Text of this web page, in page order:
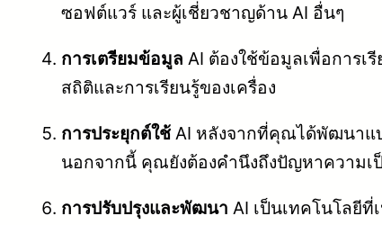
ซอฟต์แวร์ และผู้เชี่ยวชาญด้าน AI อื่นๆ
การเตรียมข้อมูล AI ต้องใช้ข้อมูลเพื่อการ
สถิติและการเรียนรู้ของเครื่อง
การประยุกต์ใช้ AI หลังจากที่คุณได้พัฒนาแ
นอกจากนี้ คุณยังต้องคำนึงถึงปัญหาความเ
การปรับปรุงและพัฒนา AI เป็นเทคโนโลยี